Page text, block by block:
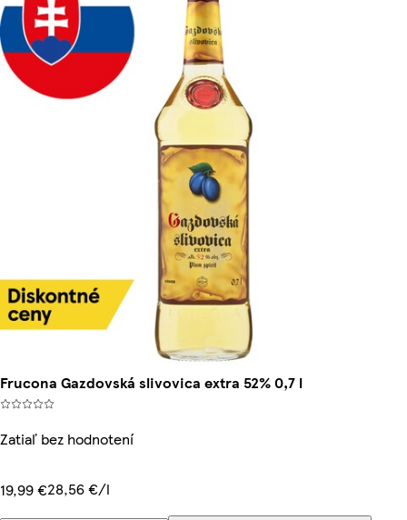
Frucona Gazdovská slivovica extra 52% 0,7 l
Zatiaľ bez hodnotení
19,99 €28,56 €/l